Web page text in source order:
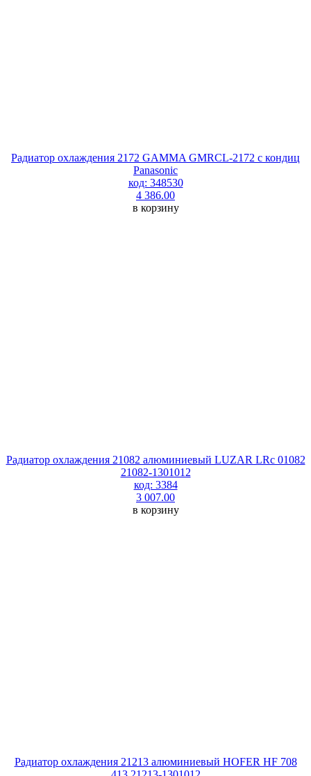
Радиатор охлаждения 2172 GAMMA GMRCL-2172 с кондиц
Panasonic
код: 348530
4 386.00
в корзину
Радиатор охлаждения 21082 алюминиевый LUZAR LRc 01082
21082-1301012
код: 3384
3 007.00
в корзину
Радиатор охлаждения 21213 алюминиевый HOFER HF 708